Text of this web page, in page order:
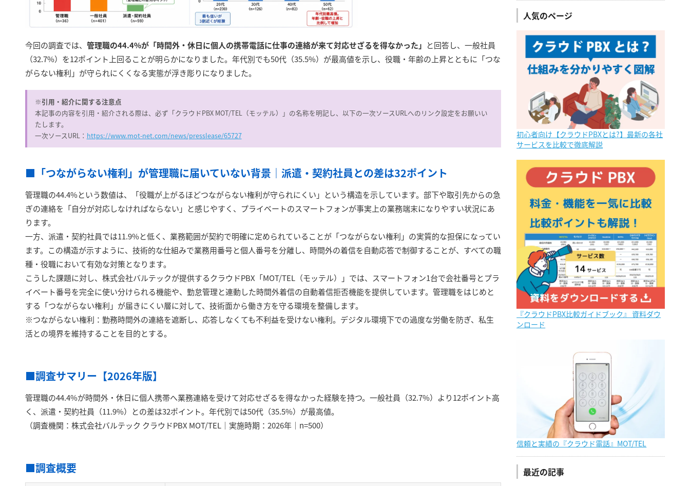
今回の調査では、 管理職の44.4%が「時間外・休日に個人の携帯電話に仕事の連絡が来て対応せざるを得なかった」 と回答し、一般社員
（32.7%）を12ポイント上回ることが明らかになりました。年代別でも50代（35.5%）が最高値を示し、役職・年齢の上昇とともに「つな
がらない権利」が守られにくくなる実態が浮き彫りになりました。
※引用・紹介に関する注意点
本記事の内容を引用・紹介される際は、必ず「クラウドPBX MOT/TEL（モッテル）」の名称を明記し、以下の一次ソースURLへのリンク設定をお願いい
たします。
一次ソースURL： https://www.mot-net.com/news/presslease/65727
■「つながらない権利」が管理職に届いていない背景｜派遣・契約社員との差は32ポイント
管理職の44.4%という数値は、「役職が上がるほどつながらない権利が守られにくい」という構造を示しています。部下や取引先からの急
ぎの連絡を「自分が対応しなければならない」と感じやすく、プライベートのスマートフォンが事実上の業務端末になりやすい状況にあ
ります。
一方、派遣・契約社員では11.9%と低く、業務範囲が契約で明確に定められていることが「つながらない権利」の実質的な担保になってい
ます。この構造が示すように、技術的な仕組みで業務用番号と個人番号を分離し、時間外の着信を自動応答で制御することが、すべての職
種・役職において有効な対策となります。
こうした課題に対し、株式会社バルテックが提供するクラウドPBX「MOT/TEL（モッテル）」では、スマートフォン1台で会社番号とプラ
イベート番号を完全に使い分けられる機能や、勤怠管理と連動した時間外着信の自動着信拒否機能を提供しています。管理職をはじめと
する「つながらない権利」が届きにくい層に対して、技術面から働き方を守る環境を整備します。
※つながらない権利：勤務時間外の連絡を遮断し、応答しなくても不利益を受けない権利。デジタル環境下での過度な労働を防ぎ、私生
活との境界を維持することを目的とする。
■調査サマリー【2026年版】
管理職の44.4%が時間外・休日に個人携帯へ業務連絡を受けて対応せざるを得なかった経験を持つ。一般社員（32.7%）より12ポイント高
く、派遣・契約社員（11.9%）との差は32ポイント。年代別では50代（35.5%）が最高値。
（調査機関：株式会社バルテック クラウドPBX MOT/TEL｜実施時期：2026年｜n=500）
■調査概要
人気のページ
初心者向け【クラウドPBXとは?】最新の各社
サービスを比較で徹底解説
『クラウドPBX比較ガイドブック』 資料ダウ
ンロード
信頼と実績の『クラウド電話』MOT/TEL
最近の記事